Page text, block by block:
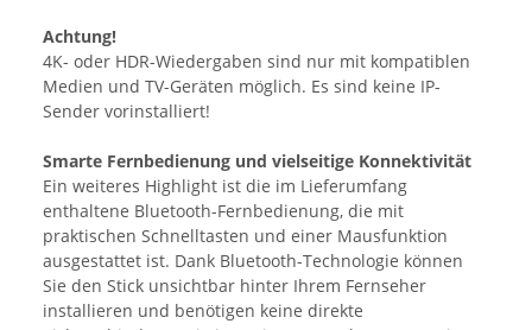
Achtung!
4K- oder HDR-Wiedergaben sind nur mit kompatiblen
Medien und TV-Geräten möglich. Es sind keine IP-
Sender vorinstalliert!
Smarte Fernbedienung und vielseitige Konnektivität
Ein weiteres Highlight ist die im Lieferumfang
enthaltene Bluetooth-Fernbedienung, die mit
praktischen Schnelltasten und einer Mausfunktion
ausgestattet ist. Dank Bluetooth-Technologie können
Sie den Stick unsichtbar hinter Ihrem Fernseher
installieren und benötigen keine direkte